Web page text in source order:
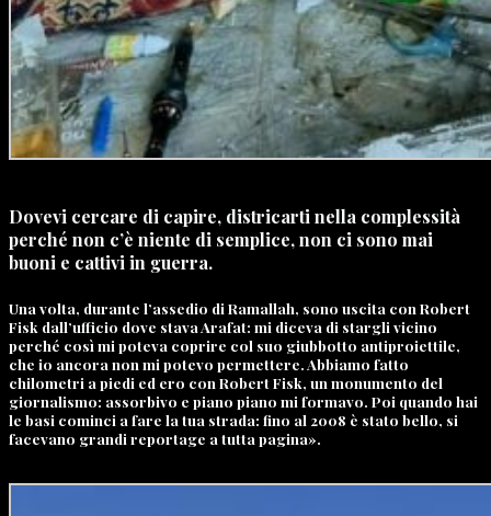
Dovevi cercare di capire, districarti nella complessità
perché non c’è niente di semplice, non ci sono mai
buoni e cattivi in guerra.
Una volta, durante l’assedio di Ramallah, sono uscita con Robert
Fisk dall’ufficio dove stava Arafat: mi diceva di stargli vicino
perché così mi poteva coprire col suo giubbotto antiproiettile,
che io ancora non mi potevo permettere. Abbiamo fatto
chilometri a piedi ed ero con Robert Fisk, un monumento del
giornalismo: assorbivo e piano piano mi formavo. Poi quando hai
le basi cominci a fare la tua strada: fino al 2008 è stato bello, si
facevano grandi reportage a tutta pagina».